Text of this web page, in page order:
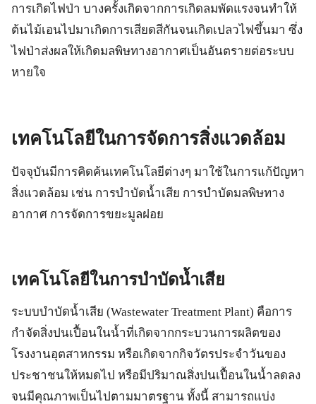
การเกิดไฟป่า บางครั้งเกิดจากการเกิดลมพัดแรงจนทำให้
ต้นไม้เอนไปมาเกิดการเสียดสีกันจนเกิดเปลวไฟขึ้นมา ซึ่ง
ไฟป่าส่งผลให้เกิดมลพิษทางอากาศเป็นอันตรายต่อระบบ
หายใจ
เทคโนโลยีในการจัดการสิ่งแวดล้อม
ปัจจุบันมีการคิดค้นเทคโนโลยีต่างๆ มาใช้ในการแก้ปัญหา
สิ่งแวดล้อม เช่น การบำบัดน้ำเสีย การบำบัดมลพิษทาง
อากาศ การจัดการขยะมูลฝอย
เทคโนโลยีในการบำบัดน้ำเสีย
ระบบบำบัดน้ำเสีย (Wastewater Treatment Plant) คือการ
กำจัดสิ่งปนเปื้อนในน้ำที่เกิดจากกระบวนการผลิตของ
โรงงานอุตสาหกรรม หรือเกิดจากกิจวัตรประจำวันของ
ประชาชนให้หมดไป หรือมีปริมาณสิ่งปนเปื้อนในน้ำลดลง
จนมีคุณภาพเป็นไปตามมาตรฐาน ทั้งนี้ สามารถแบ่ง